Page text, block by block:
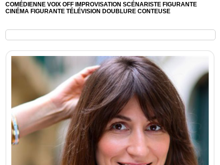
COMÉDIENNEVOIX OFF IMPROVISATIONSCÉNARISTE FIGURANTE
CINÉMA FIGURANTE TÉLÉVISION DOUBLURECONTEUSE